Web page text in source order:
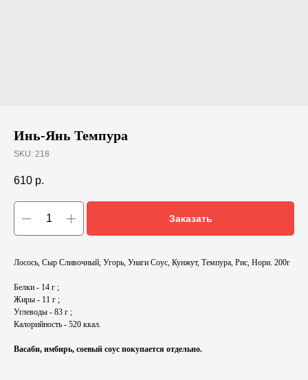
Инь-Янь Темпура
SKU: 218
610 р.
Заказать
Лосось, Сыр Сливочный, Угорь, Унаги Соус, Кунжут, Темпура, Рис, Нори. 200г
Белки - 14 г ;
Жиры - 11 г ;
Углеводы - 83 г ;
Калорийность - 520 ккал.
Васаби, имбирь, соевый соус покупается отдельно.